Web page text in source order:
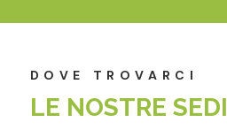
DOVE TROVARCI
LE NOSTRE SEDI